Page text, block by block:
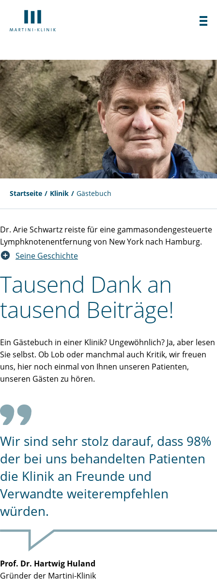
Startseite Klinik Gästebuch
Dr. Arie Schwartz reiste für eine gammasondengesteuerte
Lymphknotenentfernung von New York nach Hamburg.
Seine Geschichte
Tausend Dank an
tausend Beiträge!
Ein Gästebuch in einer Klinik? Ungewöhnlich? Ja, aber lesen
Sie selbst. Ob Lob oder manchmal auch Kritik, wir freuen
uns, hier noch einmal von Ihnen unseren Patienten,
unseren Gästen zu hören.
Wir sind sehr stolz darauf, dass 98%
der bei uns behandelten Patienten
die Klinik an Freunde und
Verwandte weiterempfehlen
würden.
Prof. Dr. Hartwig Huland
Gründer der Martini-Klinik